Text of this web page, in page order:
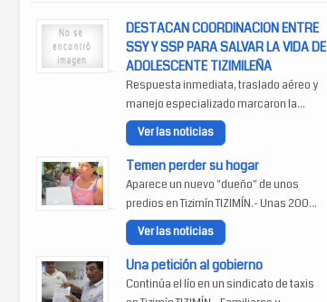
DESTACAN COORDINACION ENTRE
SSY Y SSP PARA SALVAR LA VIDA DE
ADOLESCENTE TIZIMILEÑA
Respuesta inmediata, traslado aéreo y
manejo especializado marcaron la...
Ver las noticias
Temen perder su hogar
Aparece un nuevo "dueño" de unos
predios en Tizimín TIZIMÍN.- Unas 200...
Ver las noticias
Una petición al gobierno
Continúa el lío en un sindicato de taxis